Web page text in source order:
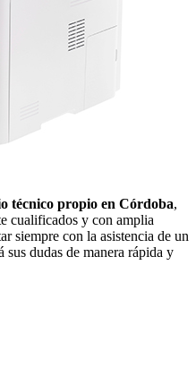
técnico propio en Córdoba,
cualificados y con amplia
siempre con la asistencia de un
sus dudas de manera rápida y